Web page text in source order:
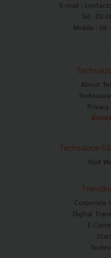
E-mail :
Tel : 02-
Mobile :
About
ส่งบท
Techsauce
Visit
Corporate
Digital
E-